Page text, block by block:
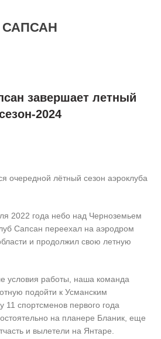
САПСАН
завершает летный
2024
очередной лётный сезон аэроклуба
2022 года небо над Черноземьем
Сапсан переехал на аэродром
и продолжил свою летную
условия работы, наша команда
подойти к Усманским
11 спортсменов первого года
на планере Бланик, еще
и вылетели на Янтаре.